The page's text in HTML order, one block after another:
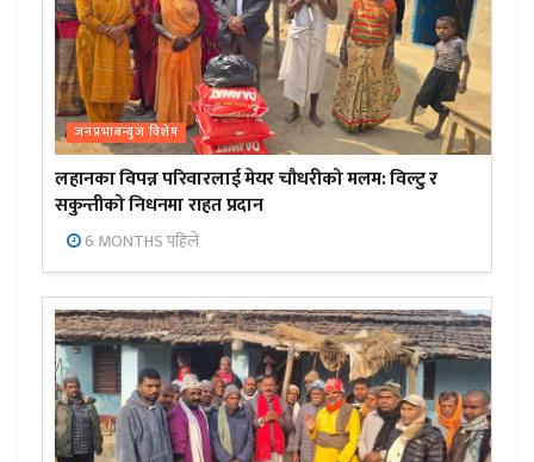
जनप्रभाबन्युज विशेष
लहानका विपन्न परिवारलाई मेयर चौधरीको मलम: विल्टु र
सकुन्तीको निधनमा राहत प्रदान
6 MONTHS पहिले